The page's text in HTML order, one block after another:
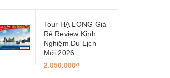
Tour HẠ LONG Giá
Rẻ Review Kinh
Nghiệm Du Lịch
Mới 2026
2.050.000₫